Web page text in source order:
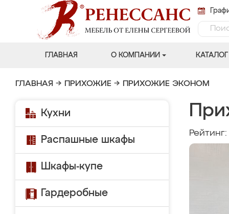
ГЛАВНАЯ О КОМПАНИИ КАТАЛОГ
ГЛАВНАЯ → ПРИХОЖИЕ → ПРИХОЖИЕ ЭКОНОМ
Кухни
Распашные шкафы
Шкафы-купе
Гардеробные
Рейтинг: